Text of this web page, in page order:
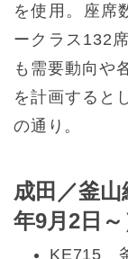
を使用。座席
ークラス132
も需要動向や
を計画すると
の通り。
成田／釜
年9月2日～
KE715